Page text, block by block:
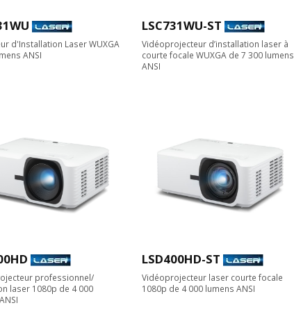
d'Installation Laser WUXGA
ANSI
LSC731WU-ST
Vidéoprojecteur d’installation laser à
courte focale WUXGA de 7 300 lumens
ANSI
professionnel/
laser 1080p de 4 000
LSD400HD-ST
Vidéoprojecteur laser courte focale
1080p de 4 000 lumens ANSI